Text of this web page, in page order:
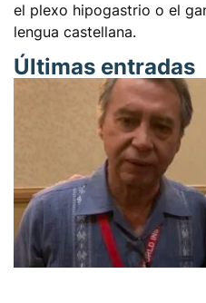
el plexo hipogastrio o el
lengua castellana.
Últimas entradas